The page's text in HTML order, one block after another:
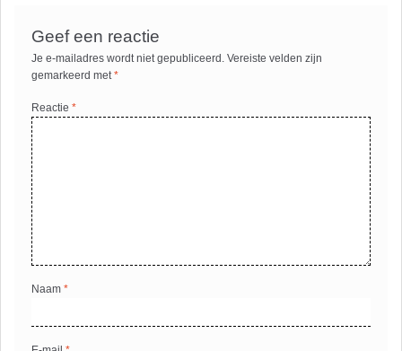
Geef een reactie
Je e-mailadres wordt niet gepubliceerd. Vereiste velden zijn
gemarkeerd met*
Reactie*
Naam*